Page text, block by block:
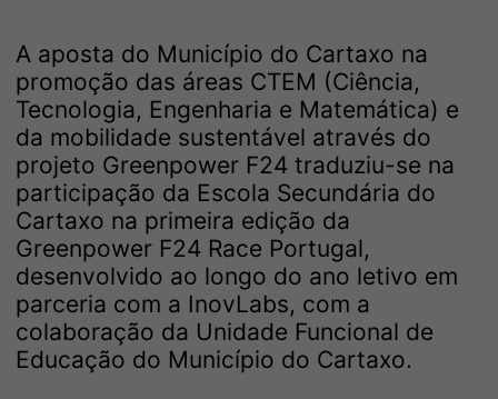
A aposta do Município do Cartaxo na
promoção das áreas CTEM (Ciência,
Tecnologia, Engenharia e Matemática) e
da mobilidade sustentável através do
projeto Greenpower F24 traduziu-se na
participação da Escola Secundária do
Cartaxo na primeira edição da
Greenpower F24 Race Portugal,
desenvolvido ao longo do ano letivo em
parceria com a InovLabs, com a
colaboração da Unidade Funcional de
Educação do Município do Cartaxo.